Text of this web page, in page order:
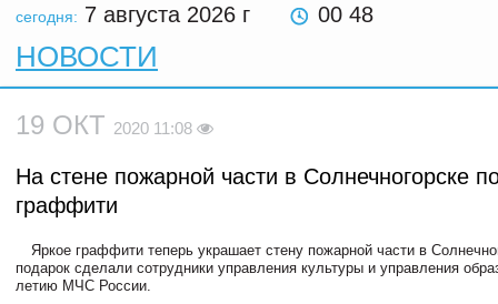
сегодня: 7 августа 2026 г 00 48
НОВОСТИ
19 ОКТ 2020 11:08
На стене пожарной части в Солнечногорске
граффити
Яркое граффити теперь украшает стену пожарной части в
подарок сделали сотрудники управления культуры и управления
летию МЧС России.